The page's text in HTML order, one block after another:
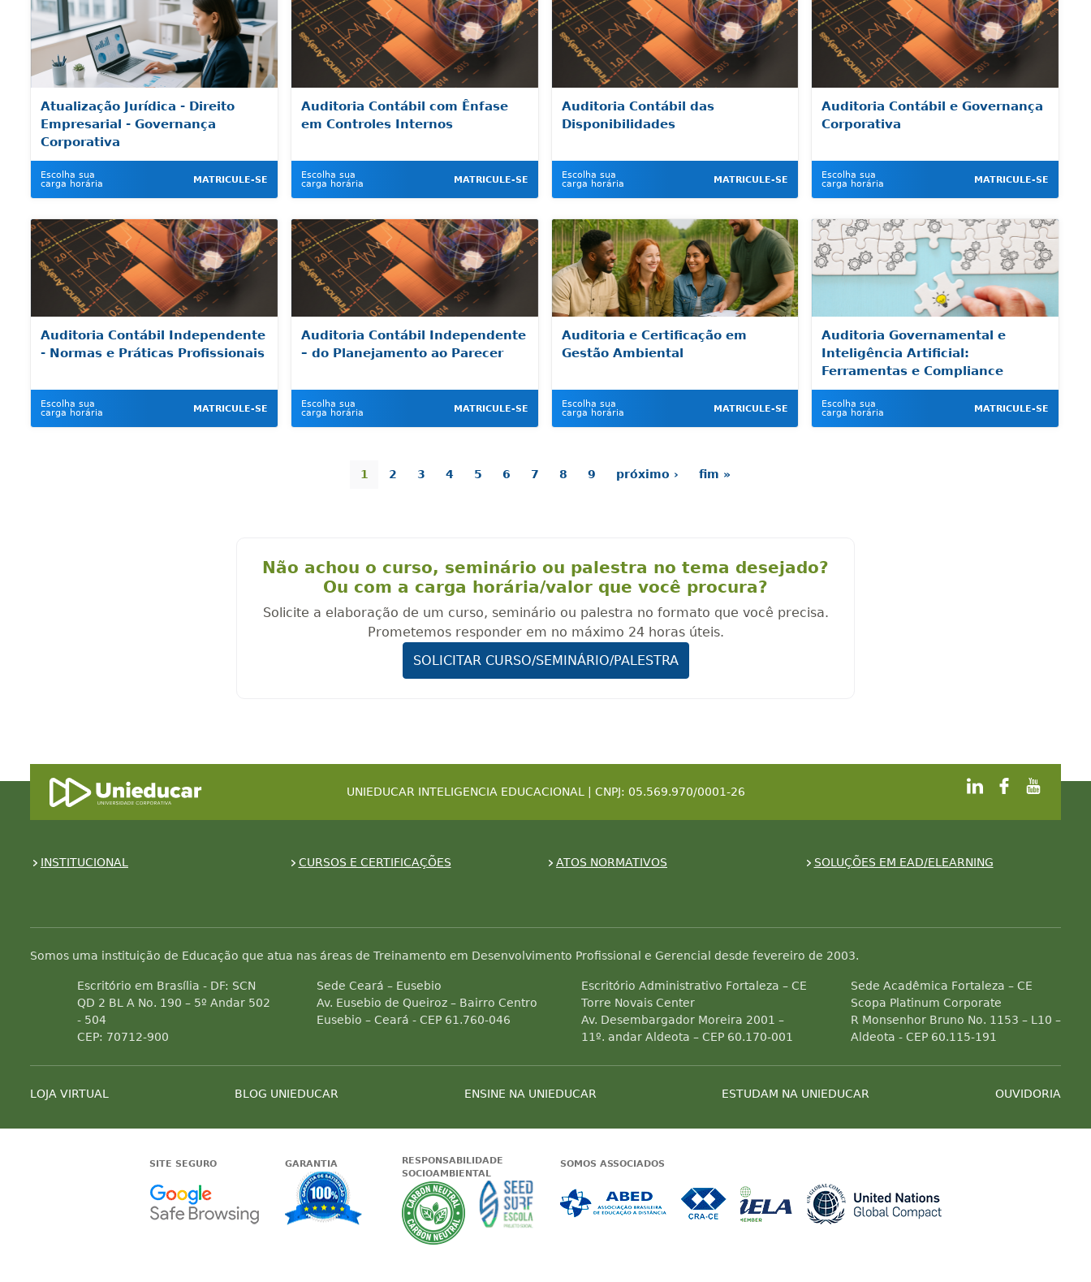
Atualização Jurídica - Direito
Empresarial - Governança
Corporativa
Escolha sua
carga horária
MATRICULE-SE
Auditoria Contábil com Ênfase
em Controles Internos
Escolha sua
carga horária
MATRICULE-SE
Auditoria Contábil das
Disponibilidades
Escolha sua
carga horária
MATRICULE-SE
Auditoria Contábil e Governança
Corporativa
Escolha sua
carga horária
MATRICULE-SE
Auditoria Contábil Independente
- Normas e Práticas Profissionais
Escolha sua
carga horária
MATRICULE-SE
Auditoria Contábil Independente
– do Planejamento ao Parecer
Escolha sua
carga horária
MATRICULE-SE
Auditoria e Certificação em
Gestão Ambiental
Escolha sua
carga horária
MATRICULE-SE
Auditoria Governamental e
Inteligência Artificial:
Ferramentas e Compliance
Escolha sua
carga horária
MATRICULE-SE
1 2 3 4 5 6 7 8 9 próximo › fim »
Não achou o curso, seminário ou palestra no tema desejado?
Ou com a carga horária/valor que você procura?
Solicite a elaboração de um curso, seminário ou palestra no formato que você precisa.
Prometemos responder em no máximo 24 horas úteis.
SOLICITAR CURSO/SEMINÁRIO/PALESTRA
UNIEDUCAR INTELIGENCIA EDUCACIONAL | CNPJ: 05.569.970/0001-26
INSTITUCIONAL CURSOS E CERTIFICAÇÕES ATOS NORMATIVOS SOLUÇÕES EM EAD/ELEARNING
Somos uma instituição de Educação que atua nas áreas de Treinamento em Desenvolvimento Profissional e Gerencial desde fevereiro de 2003.
Escritório em Brasília - DF: SCN
QD 2 BL A No. 190 – 5º Andar 502
- 504
CEP: 70712-900
Sede Ceará – Eusebio
Av. Eusebio de Queiroz – Bairro Centro
Eusebio – Ceará - CEP 61.760-046
Escritório Administrativo Fortaleza – CE
Torre Novais Center
Av. Desembargador Moreira 2001 –
11º. andar Aldeota – CEP 60.170-001
Sede Acadêmica Fortaleza – CE
Scopa Platinum Corporate
R Monsenhor Bruno No. 1153 – L10 –
Aldeota - CEP 60.115-191
LOJA VIRTUAL BLOG UNIEDUCAR ENSINE NA UNIEDUCAR ESTUDAM NA UNIEDUCAR OUVIDORIA
SITE SEGURO
Google - Status do site no Navegação segura
GARANTIA
Garantia de satisfação
RESPONSABILIDADE
SOCIOAMBIENTAL
A Unieducar neutraliza a emissão de gases de efeito estufa
Seed Surf Escola projeto social
SOMOS ASSOCIADOS